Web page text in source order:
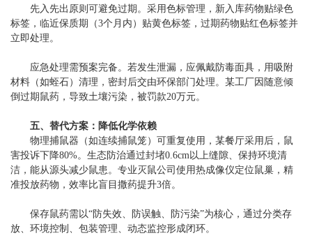
先入先出原则可避免过期。采用色标管理，新入库药物贴绿色
标签，临近保质期（3个月内）贴黄色标签，过期药物贴红色标签并
立即处理。
应急处理需预案完备。若发生泄漏，应佩戴防毒面具，用吸附
材料（如蛭石）清理，密封后交由环保部门处理。某工厂因随意倾
倒过期鼠药，导致土壤污染，被罚款20万元。
五、替代方案：降低化学依赖
物理捕鼠器（如连续捕鼠笼）可重复使用，某餐厅采用后，鼠
害投诉下降80%。生态防治通过封堵0.6cm以上缝隙、保持环境清
洁，能从源头减少鼠患。专业灭鼠公司使用热成像仪定位鼠巢，精
准投放药物，效率比盲目撒药提升3倍。
保存鼠药需以“防失效、防误触、防污染”为核心，通过分类存
放、环境控制、包装管理、动态监控形成闭环。